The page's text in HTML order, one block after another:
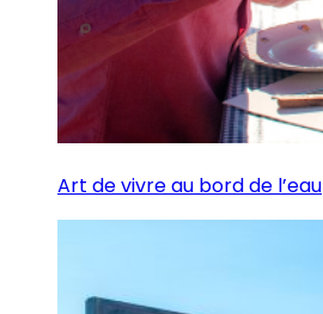
Art de vivre au bord de l’eau